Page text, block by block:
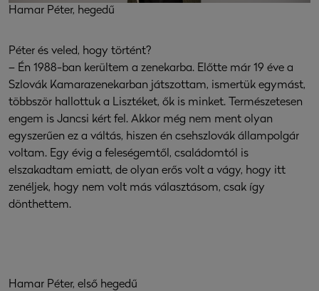
Hamar Péter, hegedű
Péter és veled, hogy történt?
– Én 1988-ban kerültem a zenekarba. Előtte már 19 éve a
Szlovák Kamarazenekarban játszottam, ismertük egymást,
többször hallottuk a Lisztéket, ők is minket. Természetesen
engem is Jancsi kért fel. Akkor még nem ment olyan
egyszerűen ez a váltás, hiszen én csehszlovák állampolgár
voltam. Egy évig a feleségemtől, családomtól is
elszakadtam emiatt, de olyan erős volt a vágy, hogy itt
zenéljek, hogy nem volt más választásom, csak így
dönthettem.
Hamar Péter, első hegedű